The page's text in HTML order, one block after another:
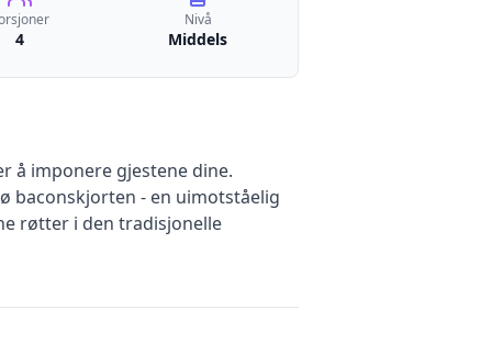
4
Nivå
Middels
å imponere gjestene dine.
baconskjorten - en uimotståelig
røtter i den tradisjonelle